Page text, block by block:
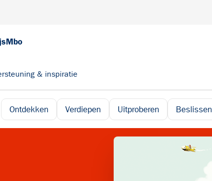
Mbo
& inspiratie
Ontdekken Verdiepen Uitproberen Beslissen